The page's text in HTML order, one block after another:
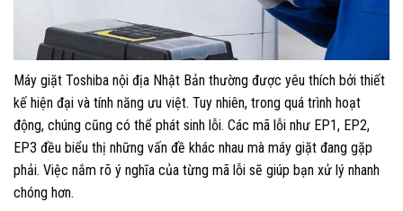
Máy giặt Toshiba nội địa Nhật Bản thường được yêu thích bởi thiết
kế hiện đại và tính năng ưu việt. Tuy nhiên, trong quá trình hoạt
động, chúng cũng có thể phát sinh lỗi. Các mã lỗi như EP1, EP2,
EP3 đều biểu thị những vấn đề khác nhau mà máy giặt đang gặp
phải. Việc nắm rõ ý nghĩa của từng mã lỗi sẽ giúp bạn xử lý nhanh
chóng hơn.